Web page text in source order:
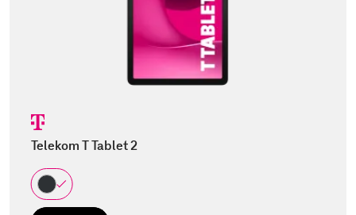
Telekom T Tablet 2